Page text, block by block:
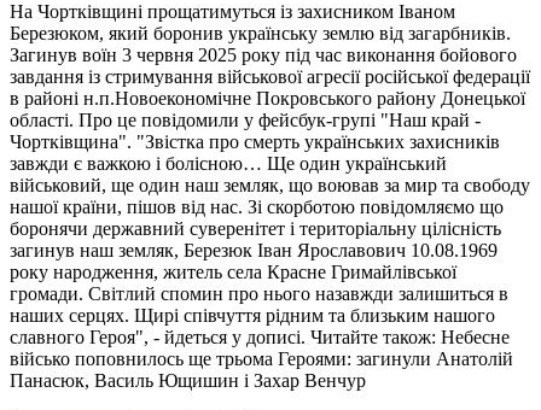
На Чортківщині прощатимуться із захисником Іваном
Березюком, який боронив українську землю від загарбників.
Загинув воїн 3 червня 2025 року під час виконання бойового
завдання із стримування військової агресії російської федерації
в районі н.п.Новоекономічне Покровського району Донецької
області. Про це повідомили у фейсбук-групі "Наш край -
Чортківщина". "Звістка про смерть українських захисників
завжди є важкою і болісною… Ще один український
військовий, ще один наш земляк, що воював за мир та свободу
нашої країни, пішов від нас. Зі скорботою повідомляємо що
боронячи державний суверенітет і територіальну цілісність
загинув наш земляк, Березюк Іван Ярославович 10.08.1969
року народження, житель села Красне Гримайлівської
громади. Світлий спомин про нього назавжди залишиться в
наших серцях. Щирі співчуття рідним та близьким нашого
славного Героя", - йдеться у дописі. Читайте також: Небесне
військо поповнилось ще трьома Героями: загинули Анатолій
Панасюк, Василь Ющишин і Захар Венчур